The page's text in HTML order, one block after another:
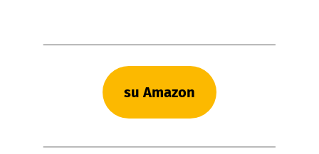
su Amazon